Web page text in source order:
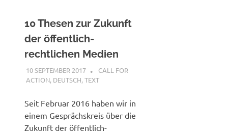
10 Thesen zur Zukunft
der öffentlich-
rechtlichen Medien
10 SEPTEMBER 2017 VGRASS
CALL FOR
ACTION, DEUTSCH,TEXT
Seit Februar 2016 haben wir in
einem Gesprächskreis über die
Zukunft der öffentlich-